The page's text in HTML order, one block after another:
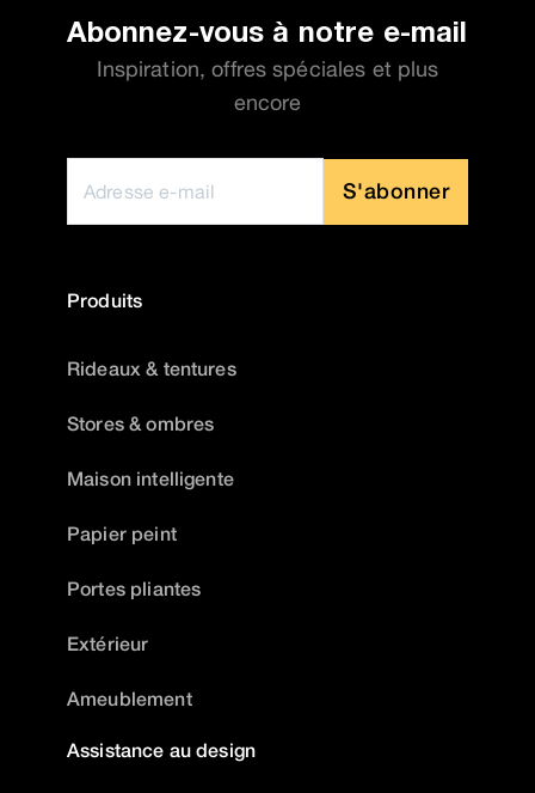
Abonnez-vous à notre e-mail
Inspiration, offres spéciales et plus
encore
S'abonner
Produits
Rideaux & tentures
Stores & ombres
Maison intelligente
Papier peint
Portes pliantes
Extérieur
Ameublement
Assistance au design